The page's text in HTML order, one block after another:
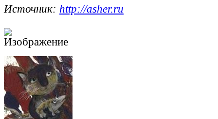
Источник: http://asher.ru